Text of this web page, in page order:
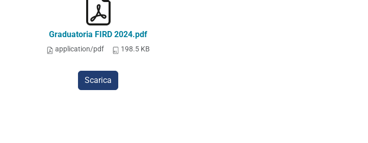
Graduatoria FIRD 2024.pdf
application/pdf 198.5 KB
Scarica